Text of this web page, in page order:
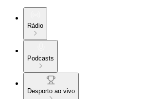
Rádio
Podcasts
Desporto ao vivo